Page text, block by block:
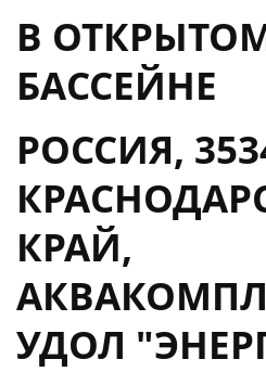
В
БАССЕЙНЕ
РОССИЯ,
КРАЙ,
УДОЛ